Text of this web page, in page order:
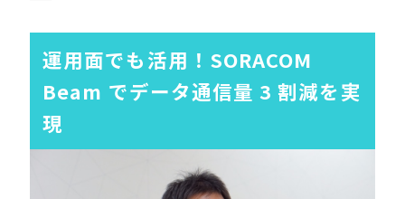
運用面でも活用！SORACOM
Beam でデータ通信量 3 割減を実
現